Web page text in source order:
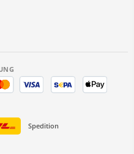
Spedition